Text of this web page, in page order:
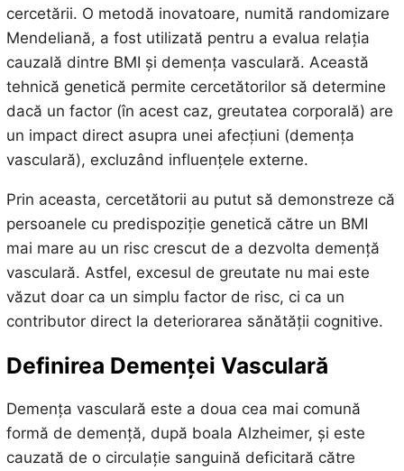
cercetării. O metodă inovatoare, numită randomizare
Mendeliană, a fost utilizată pentru a evalua relația
cauzală dintre BMI și demența vasculară. Această
tehnică genetică permite cercetătorilor să determine
dacă un factor (în acest caz, greutatea corporală) are
un impact direct asupra unei afecțiuni (demența
vasculară), excluzând influențele externe.
Prin aceasta, cercetătorii au putut să demonstreze că
persoanele cu predispoziție genetică către un BMI
mai mare au un risc crescut de a dezvolta demență
vasculară. Astfel, excesul de greutate nu mai este
văzut doar ca un simplu factor de risc, ci ca un
contributor direct la deteriorarea sănătății cognitive.
Definirea Demenței Vasculară
Demența vasculară este a doua cea mai comună
formă de demență, după boala Alzheimer, și este
cauzată de o circulație sanguină deficitară către